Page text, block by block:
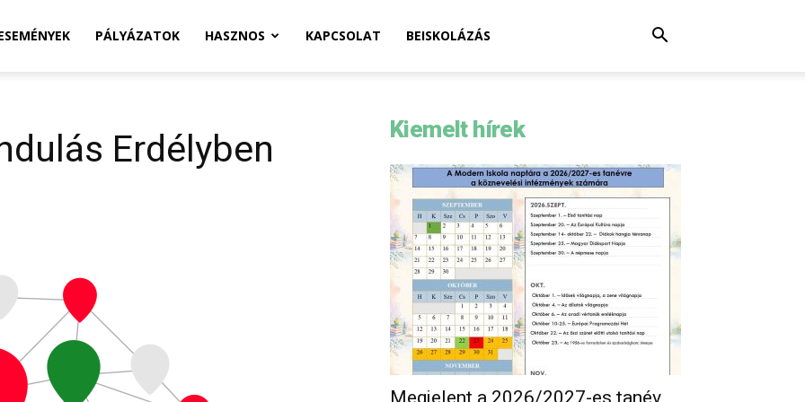
PÁLYÁZATOK HASZNOS KAPCSOLAT BEISKOLÁZÁS
Erdélyben
Kiemelt hírek
Megjelent a 2026/2027-es tanév